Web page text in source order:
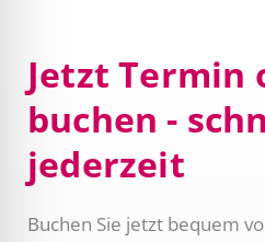
Jetzt Termin
buchen -
jederzeit
Buchen Sie jetzt bequem